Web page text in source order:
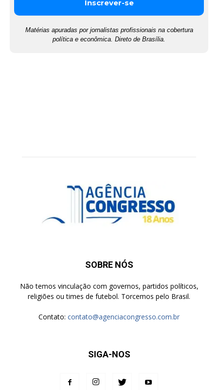
Matérias apuradas por jornalistas profissionais na cobertura
política e econômica. Direto de Brasília.
SOBRE NÓS
Não temos vinculação com governos, partidos políticos,
religiões ou times de futebol. Torcemos pelo Brasil.
Contato: contato@agenciacongresso.com.br
SIGA-NOS